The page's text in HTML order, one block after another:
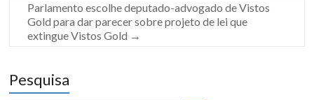
Parlamento escolhe deputado-advogado de Vistos
Gold para dar parecer sobre projeto de lei que
extingue Vistos Gold →
Pesquisa